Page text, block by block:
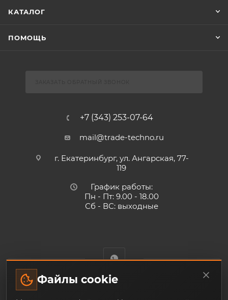
КАТАЛОГ
ПОМОЩЬ
+7 (343) 253-07-64
mail@trade-techno.ru
г. Екатеринбург, ул. Ангарская, 77-
119
График работы:
Пн - Пт: 9.00 - 18.00
Сб - ВС: выходные
Файлы cookie